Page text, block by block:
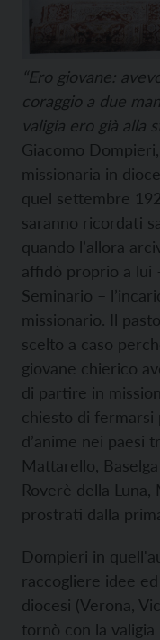
“Ero giovane:
coraggio a due
valigia ero già alla
Giacomo
missionaria in
quel settembre
saranno ricordati
quando l’allora
affidò proprio a lui
Seminario –
missionario. Il
scelto a caso
giovane chierico
di partire in
chiesto di fermarsi
d’anime nei paesi
Mattarello,
Roverè della Luna,
prostrati dalla
Dompieri in
raccogliere idee
diocesi (Verona,
tornò con la